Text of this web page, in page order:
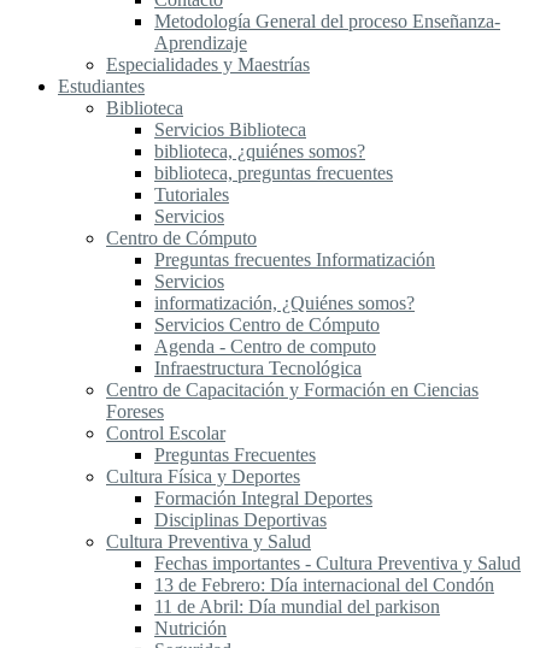
Metodología General del proceso Enseñanza-
Aprendizaje
Especialidades y Maestrías
Estudiantes
Biblioteca
Servicios Biblioteca
biblioteca, ¿quiénes somos?
biblioteca, preguntas frecuentes
Tutoriales
Servicios
Centro de Cómputo
Preguntas frecuentes Informatización
Servicios
informatización, ¿Quiénes somos?
Servicios Centro de Cómputo
Agenda - Centro de computo
Infraestructura Tecnológica
Centro de Capacitación y Formación en Ciencias
Foreses
Control Escolar
Preguntas Frecuentes
Cultura Física y Deportes
Formación Integral Deportes
Disciplinas Deportivas
Cultura Preventiva y Salud
Fechas importantes - Cultura Preventiva y Salud
13 de Febrero: Día internacional del Condón
11 de Abril: Día mundial del parkison
Nutrición